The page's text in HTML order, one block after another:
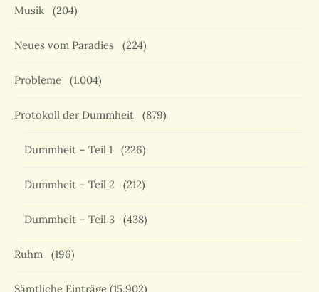
Musik (204)
Neues vom Paradies (224)
Probleme (1.004)
Protokoll der Dummheit (879)
Dummheit – Teil 1 (226)
Dummheit – Teil 2 (212)
Dummheit – Teil 3 (438)
Ruhm (196)
Sämtliche Einträge (15.902)